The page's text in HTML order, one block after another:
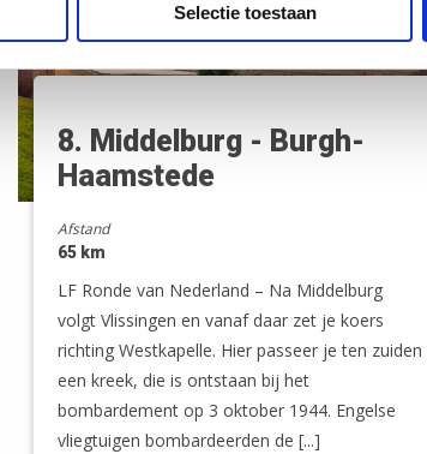
Selectie toestaan
8. Middelburg - Burgh-
Haamstede
Afstand
65 km
LF Ronde van Nederland – Na Middelburg
volgt Vlissingen en vanaf daar zet je koers
richting Westkapelle. Hier passeer je ten zuiden
een kreek, die is ontstaan bij het
bombardement op 3 oktober 1944. Engelse
vliegtuigen bombardeerden de [...]